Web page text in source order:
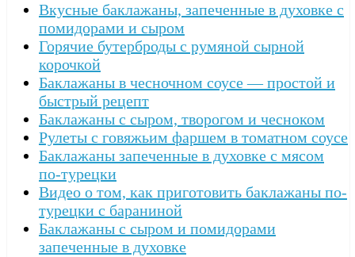
Вкусные баклажаны, запеченные в духовке с
помидорами и сыром
Горячие бутерброды с румяной сырной
корочкой
Баклажаны в чесночном соусе — простой и
быстрый рецепт
Баклажаны с сыром, творогом и чесноком
Рулеты с говяжьим фаршем в томатном соусе
Баклажаны запеченные в духовке с мясом
по-турецки
Видео о том, как приготовить баклажаны по-
турецки с бараниной
Баклажаны с сыром и помидорами
запеченные в духовке